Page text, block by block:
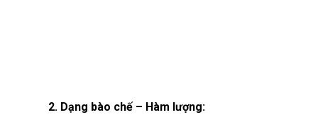
2. Dạng bào chế – Hàm lượng: